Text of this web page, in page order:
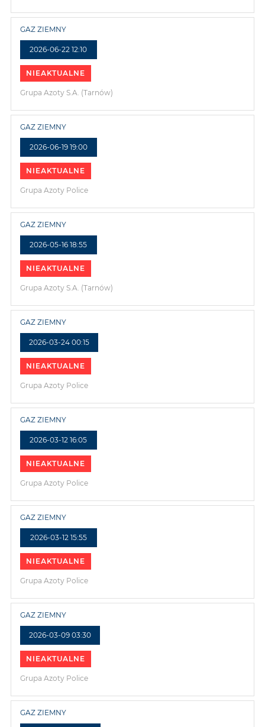
2026-06-22 12:10
GAZ ZIEMNY
NIEAKTUALNE
Grupa Azoty S.A. (Tarnów)
2026-06-19 19:00
GAZ ZIEMNY
NIEAKTUALNE
Grupa Azoty Police
2026-05-16 18:55
GAZ ZIEMNY
NIEAKTUALNE
Grupa Azoty S.A. (Tarnów)
2026-03-24 00:15
GAZ ZIEMNY
NIEAKTUALNE
Grupa Azoty Police
2026-03-12 16:05
GAZ ZIEMNY
NIEAKTUALNE
Grupa Azoty Police
2026-03-12 15:55
GAZ ZIEMNY
NIEAKTUALNE
Grupa Azoty Police
2026-03-09 03:30
GAZ ZIEMNY
NIEAKTUALNE
Grupa Azoty Police
GAZ ZIEMNY